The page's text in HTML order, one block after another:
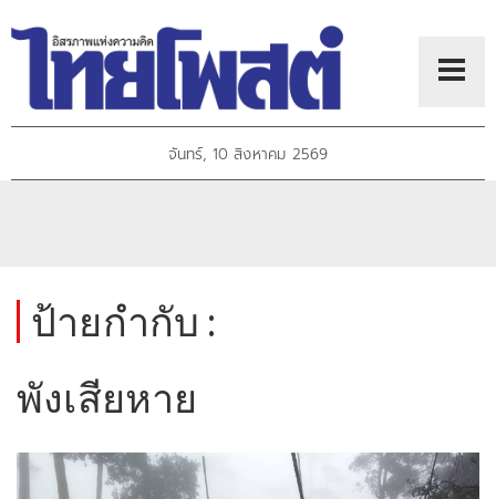
จันทร์, 10 สิงหาคม 2569
ป้ายกำกับ :
พังเสียหาย